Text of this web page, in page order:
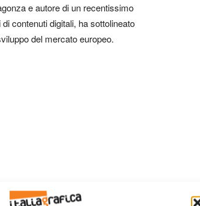
e autore di un recentissimo
contenuti digitali, ha sottolineato
del mercato europeo.